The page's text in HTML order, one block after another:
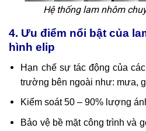
Hệ thống lam nhôm
4. Ưu điểm nổi bật của
hình elip
Hạn chế sự tác động của
trường bên ngoài như: mưa,
Kiểm soát 50 – 90% lượng
Bảo vệ bề mặt công trình và